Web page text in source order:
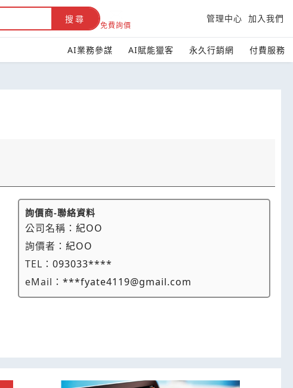
搜尋
免費詢價
管理中心 加入我們
AI業務參謀 AI賦能獵客 永久行銷網 付費服務
詢價商-聯絡資料
公司名稱：紀OO
詢價者：紀OO
TEL：093033****
eMail：***fyate4119@gmail.com